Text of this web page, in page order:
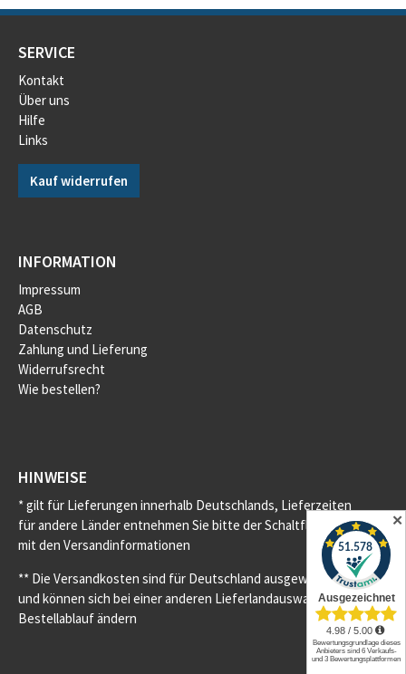
SERVICE
Kontakt
Über uns
Hilfe
Links
Kauf widerrufen
INFORMATION
Impressum
AGB
Datenschutz
Zahlung und Lieferung
Widerrufsrecht
Wie bestellen?
HINWEISE
* gilt für Lieferungen innerhalb Deutschlands, Lieferzeiten
für andere Länder entnehmen Sie bitte der Schaltfläche
mit den Versandinformationen
** Die Versandkosten sind für Deutschland ausgewiesen
und können sich bei einer anderen Lieferlandauswahl im
Bestellablauf ändern
✕